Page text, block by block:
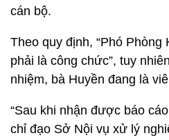
cán bộ.
Theo quy định, “Phó Phòng
phải là công chức”, tuy
nhiệm, bà Huyền đang là
“Sau khi nhận được báo
chỉ đạo Sở Nội vụ xử lý